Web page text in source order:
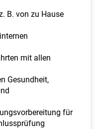
B. von zu Hause
mit allen
Gesundheit,
für